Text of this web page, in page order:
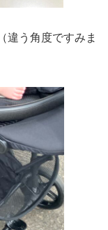
違う角度ですみま